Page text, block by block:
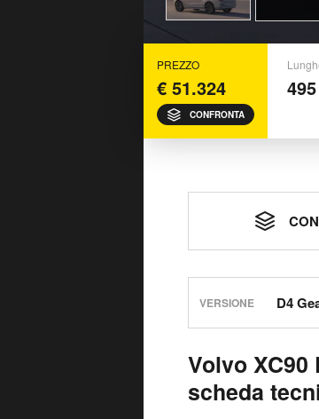
PREZZO
€ 51.324
CONFRONTA
VERSIONE
Volvo XC90
scheda